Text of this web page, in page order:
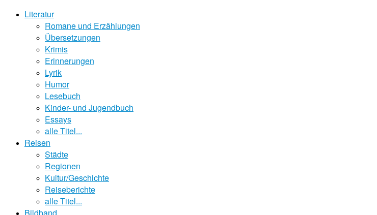
Literatur
Romane und Erzählungen
Übersetzungen
Krimis
Erinnerungen
Lyrik
Humor
Lesebuch
Kinder- und Jugendbuch
Essays
alle Titel...
Reisen
Städte
Regionen
Kultur/Geschichte
Reiseberichte
alle Titel...